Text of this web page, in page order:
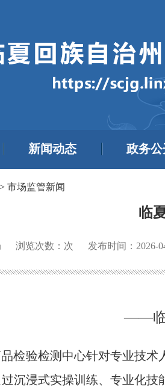
新闻动态 政务公
> 市场监管新闻
临
浏览次数： 次 发布时间： 2026-
——临
检验检测中心针对专业技
沉浸式实操训练、专业化